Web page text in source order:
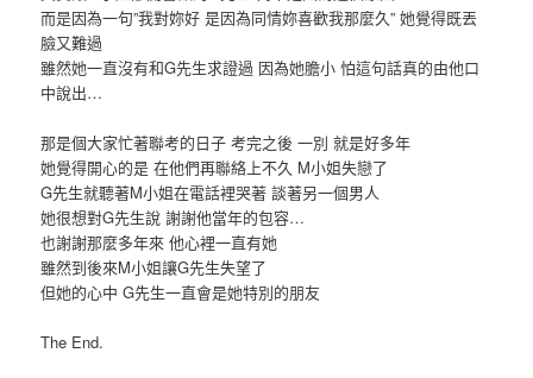
而是因為一句”我對妳好 是因為同情妳喜歡我那麼久” 她覺得既丟
臉又難過
雖然她一直沒有和G先生求證過 因為她膽小 怕這句話真的由他口
中說出…
那是個大家忙著聯考的日子 考完之後 一別 就是好多年
她覺得開心的是 在他們再聯絡上不久 M小姐失戀了
G先生就聽著M小姐在電話裡哭著 談著另一個男人
她很想對G先生說 謝謝他當年的包容…
也謝謝那麼多年來 他心裡一直有她
雖然到後來M小姐讓G先生失望了
但她的心中 G先生一直會是她特別的朋友
The End.